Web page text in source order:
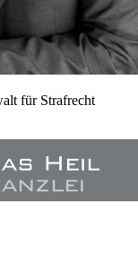
für Strafrecht